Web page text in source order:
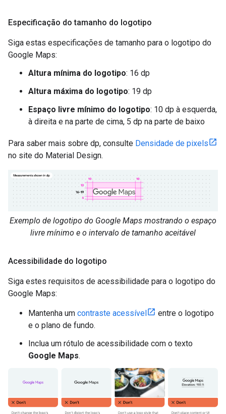
Especificação do tamanho do logotipo
Siga estas especificações de tamanho para o logotipo do
Google Maps:
Altura mínima do logotipo: 16 dp
Altura máxima do logotipo: 19 dp
Espaço livre mínimo do logotipo: 10 dp à esquerda,
à direita e na parte de cima, 5 dp na parte de baixo
Para saber mais sobre dp, consulte Densidade de pixels
no site do Material Design.
Exemplo de logotipo do Google Maps mostrando o espaço
livre mínimo e o intervalo de tamanho aceitável
Acessibilidade do logotipo
Siga estes requisitos de acessibilidade para o logotipo do
Google Maps:
Mantenha um contraste acessível
entre o logotipo
e o plano de fundo.
Inclua um rótulo de acessibilidade com o texto
Google Maps.